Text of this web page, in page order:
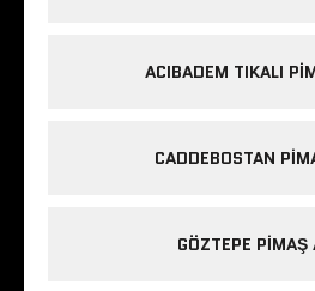
ACIBADEM TIKALI
CADDEBOSTAN
GÖZTEPE PIMAŞ